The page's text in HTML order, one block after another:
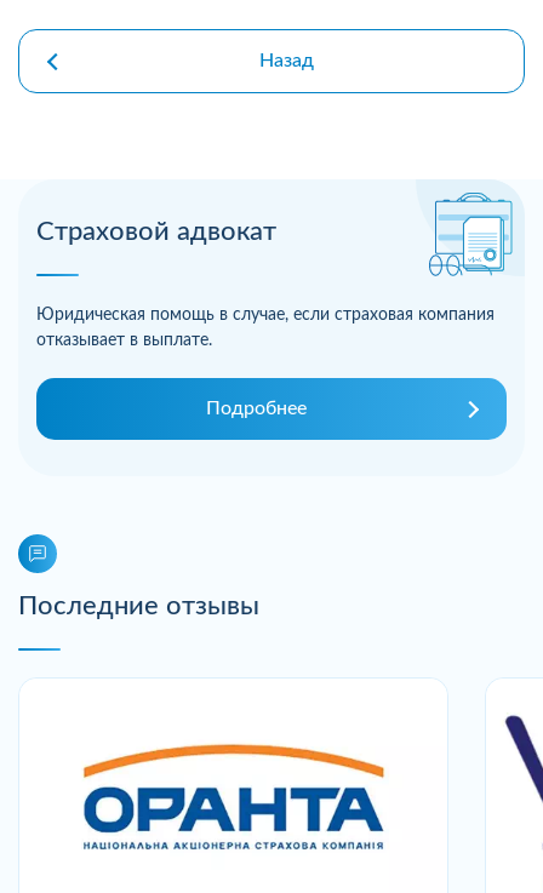
Страховой адвокат
Юридическая помощь в случае, если страховая компания
отказывает в выплате.
Подробнее
Последние отзывы
Назад